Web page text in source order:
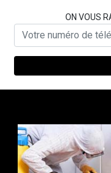
ON VOUS